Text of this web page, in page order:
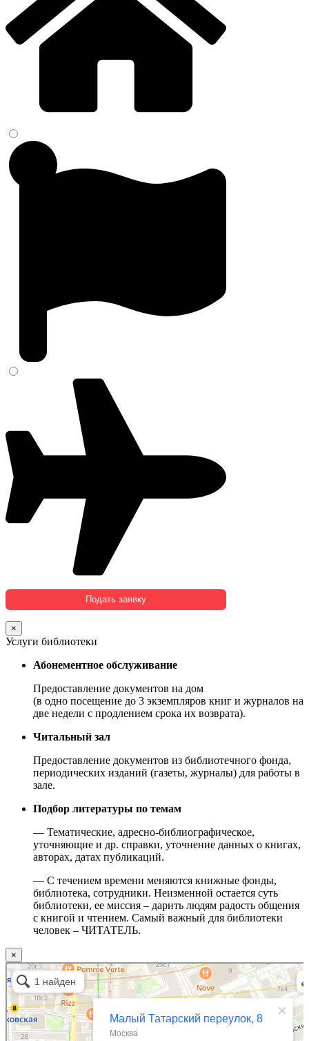
×
Услуги библиотеки
Абонементное обслуживание
Предоставление документов на дом
(в одно посещение до 3 экземпляров книг и журналов на
две недели с продлением срока их возврата).
Читальный зал
Предоставление документов из библиотечного фонда,
периодических изданий (газеты, журналы) для работы в
зале.
Подбор литературы по темам
— Тематические, адресно-библиографическое,
уточняющие и др. справки, уточнение данных о книгах,
авторах, датах публикаций.
— С течением времени меняются книжные фонды,
библиотека, сотрудники. Неизменной остается суть
библиотеки, ее миссия – дарить людям радость общения
с книгой и чтением. Самый важный для библиотеки
человек – ЧИТАТЕЛЬ.
×
Москва
Малый Татарский переулок, 8 на карте Москвы, ближайшее метро Новокузнецкая —
Яндекс.Карты